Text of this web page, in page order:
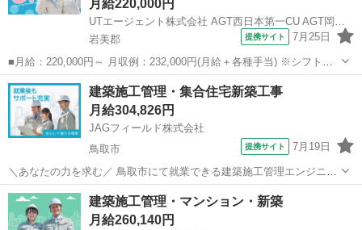
月給220,000円
UTエージェント株式会社 AGT西日本第一CU AGT岡山エリア FD岩美CL 《JBEW1C》
岩美郡
提携サイト 7月25日
■月給：220,000円～ 月収例：232,000円(月給＋各種手当) ※シフト手
当一律50,000円/月を含む ■鳥取県岩美郡岩美町 勤務詳細：岩美郡岩美
町 通勤方法：徒歩/車/自転車 最寄り駅：岩美駅から徒歩24分・車5...
鳥取 岩美郡 加工
建築施工管理・集合住宅新築工事
月給304,826円
JAGフィールド株式会社
鳥取市
提携サイト 7月19日
＼あなたの力を求む／ 鳥取市にて就業できる建築施工管理エンジニア
の募集です。 【プロジェクト名】 マンション新築工事(RC造10階建て)
【担当業務】 建築施工管理 現場管理(安全・品質・工程) 写真管理
書類作...
鳥取 鳥取市 大工
建築施工管理・マンション・新築
月給260,140円